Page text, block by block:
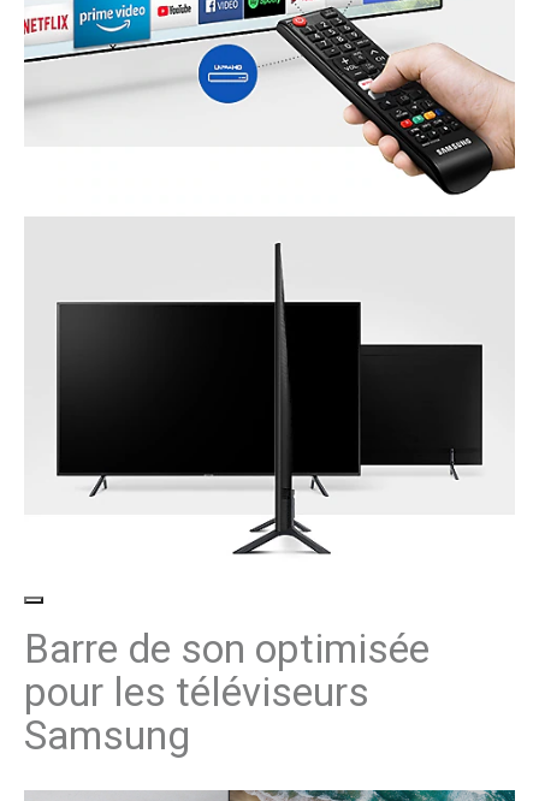
Barre de son optimisée
pour les téléviseurs
Samsung